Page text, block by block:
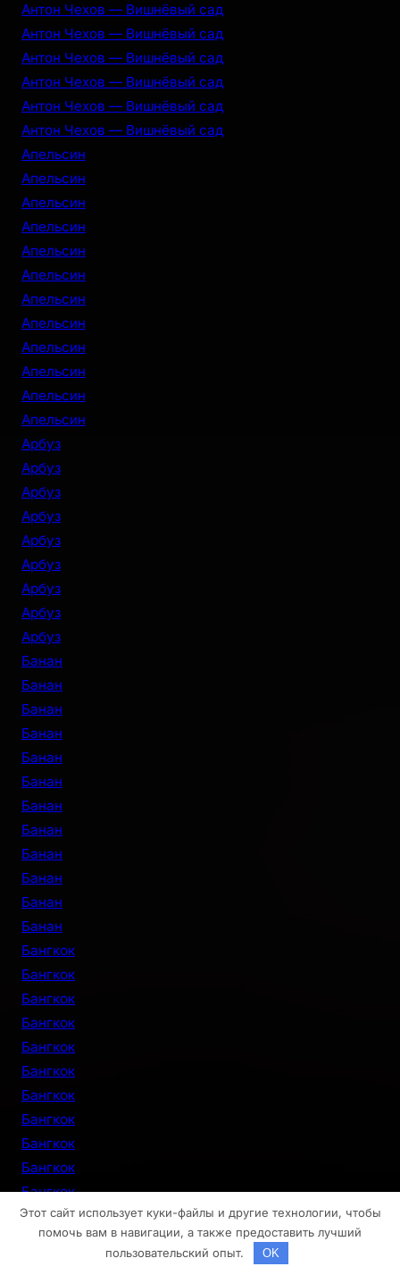
Антон Чехов — Вишнёвый сад
Антон Чехов — Вишнёвый сад
Антон Чехов — Вишнёвый сад
Антон Чехов — Вишнёвый сад
Антон Чехов — Вишнёвый сад
Антон Чехов — Вишнёвый сад
Апельсин
Апельсин
Апельсин
Апельсин
Апельсин
Апельсин
Апельсин
Апельсин
Апельсин
Апельсин
Апельсин
Апельсин
Арбуз
Арбуз
Арбуз
Арбуз
Арбуз
Арбуз
Арбуз
Арбуз
Арбуз
Банан
Банан
Банан
Банан
Банан
Банан
Банан
Банан
Банан
Банан
Банан
Банан
Бангкок
Бангкок
Бангкок
Бангкок
Бангкок
Бангкок
Бангкок
Бангкок
Бангкок
Бангкок
Бангкок
Бангкок
Бангкок
Этот сайт использует куки-файлы и другие технологии, чтобы
помочь вам в навигации, а также предоставить лучший
пользовательский опыт.
OK